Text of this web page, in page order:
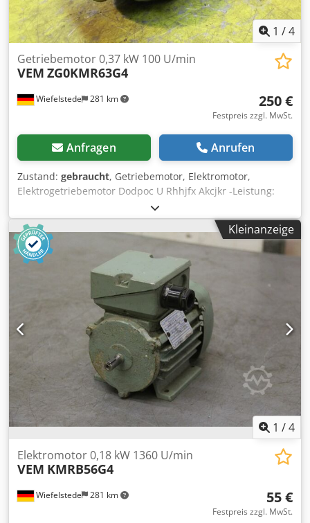
1 /4
Wiefelstede 281 km
Getriebemotor 0,37 kW 100 U/min
VEM ZG0KMR63G4
250 €
Festpreis zzgl. MwSt.
Anfragen Anrufen
Zustand: gebraucht, Getriebemotor, Elektromotor,
Elektrogetriebemotor Dodpoc U Rhhjfx Akcjkr -Leistung:
0,37 kW -Durchmesser Welle: 22 mm -Drehzahl Welle: 100
U/min -Bauform: B5 -Schutzart: IP 54 -Anzahl: 1x Motor
vorhanden -Preis: pro Stück -Abmessungen: 370/140/H200
mm -Gewicht: 12 kg
Kleinanzeige
1 /4
Wiefelstede 281 km
Elektromotor 0,18 kW 1360 U/min
VEM KMRB56G4
55 €
Festpreis zzgl. MwSt.